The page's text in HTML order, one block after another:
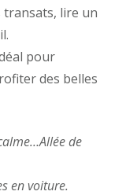
lire un
pour
des belles
de
en voiture.